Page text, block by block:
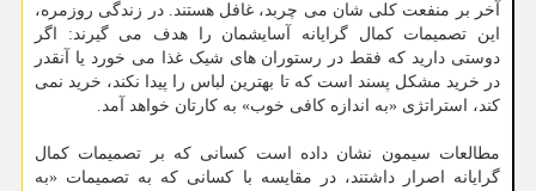
آخر بر منفعت کلی شان می چربد، غافل هستند. در زندگی روزمره،
این تصمیمات کمال گرایانه آسایشمان را هدف می گیرند: اگر
دوستی دارید که فقط در رستوران های شیک غذا می خورد یا آنقدر
در خرید مشکل پسند است که تا بهترین لباس را پیدا نکند، خرید نمی
کند، استراتژی «به اندازه کافی خوب» به کارتان خواهد آمد.
مطالعات سیمون نشان داده است کسانی که بر تصمیمات کمال
گرایانه اصرار داشتند، در مقایسه با کسانی که به تصمیمات «به